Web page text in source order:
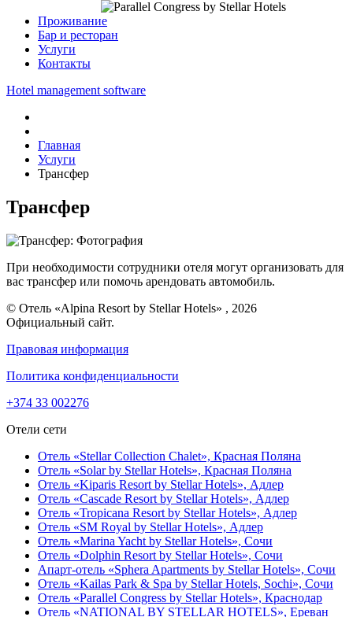
Проживание
Бар и ресторан
Услуги
Контакты
Hotel management software
Главная
Услуги
Трансфер
Трансфер
При необходимости сотрудники отеля могут организовать для
вас трансфер или помочь арендовать автомобиль.
© Отель «Alpina Resort by Stellar Hotels» , 2026
Официальный сайт.
Правовая информация
Политика конфиденциальности
+374 33 002276
Отели сети
Отель «Stellar Collection Chalet», Красная Поляна
Отель «Solar by Stellar Hotels», Красная Поляна
Отель «Kiparis Resort by Stellar Hotels», Адлер
Отель «Cascade Resort by Stellar Hotels», Адлер
Отель «Tropicana Resort by Stellar Hotels», Адлер
Отель «SM Royal by Stellar Hotels», Адлер
Отель «Marina Yacht by Stellar Hotels», Сочи
Отель «Dolphin Resort by Stellar Hotels», Сочи
Апарт-отель «Sphera Apartments by Stellar Hotels», Сочи
Отель «Kailas Park & Spa by Stellar Hotels, Sochi», Сочи
Отель «Parallel Congress by Stellar Hotels», Краснодар
Отель «NATIONAL BY STELLAR HOTELS», Ереван